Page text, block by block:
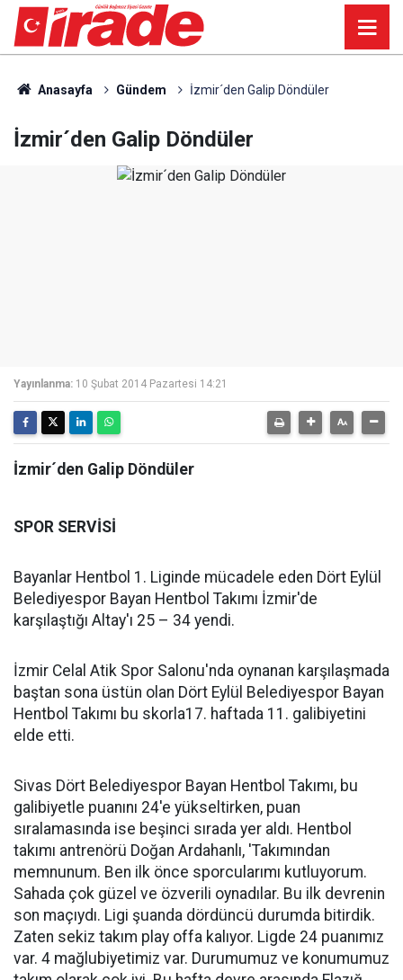
Anasayfa Gündem İzmir´den Galip Döndüler
İzmir´den Galip Döndüler
Yayınlanma: 10 Şubat 2014 Pazartesi 14:21
İzmir´den Galip Döndüler
SPOR SERVİSİ
Bayanlar Hentbol 1. Liginde mücadele eden Dört Eylül
Belediyespor Bayan Hentbol Takımı İzmir'de
karşılaştığı Altay'ı 25 – 34 yendi.
İzmir Celal Atik Spor Salonu'nda oynanan karşılaşmada
baştan sona üstün olan Dört Eylül Belediyespor Bayan
Hentbol Takımı bu skorla17. haftada 11. galibiyetini
elde etti.
Sivas Dört Belediyespor Bayan Hentbol Takımı, bu
galibiyetle puanını 24'e yükseltirken, puan
sıralamasında ise beşinci sırada yer aldı. Hentbol
takımı antrenörü Doğan Ardahanlı, 'Takımından
memnunum. Ben ilk önce sporcularımı kutluyorum.
Sahada çok güzel ve özverili oynadılar. Bu ilk devrenin
son maçıydı. Ligi şuanda dördüncü durumda bitirdik.
Zaten sekiz takım play offa kalıyor. Ligde 24 puanımız
var. 4 mağlubiyetimiz var. Durumumuz ve konumumuz